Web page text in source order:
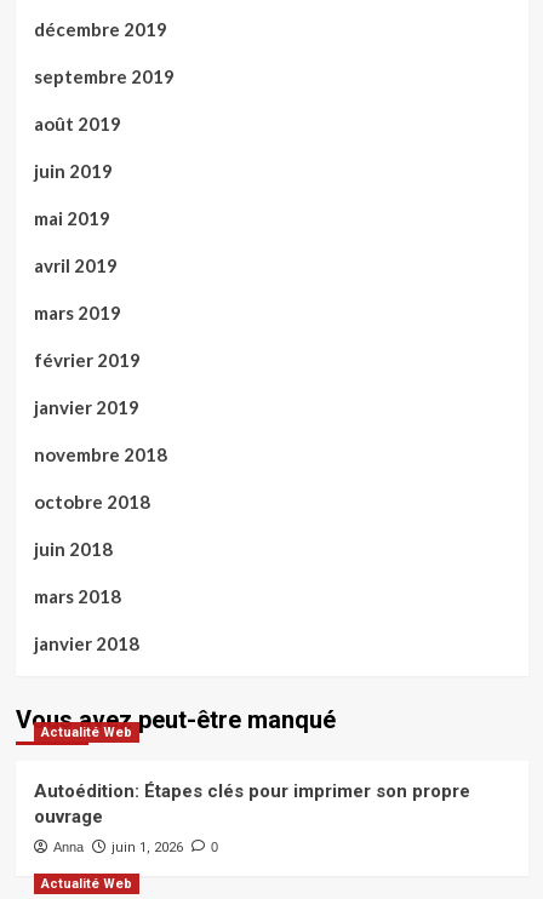
décembre 2019
septembre 2019
août 2019
juin 2019
mai 2019
avril 2019
mars 2019
février 2019
janvier 2019
novembre 2018
octobre 2018
juin 2018
mars 2018
janvier 2018
Vous avez peut-être manqué
Actualité Web
Autoédition: Étapes clés pour imprimer son propre
ouvrage
Anna juin 1, 2026 0
Actualité Web